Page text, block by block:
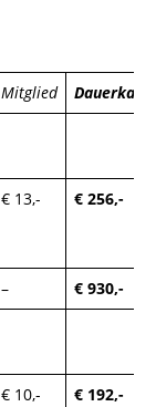
Mitglied
Dauerkarte
€ 13,- € 256,-
–
€ 930,-
€ 10,- € 192,-